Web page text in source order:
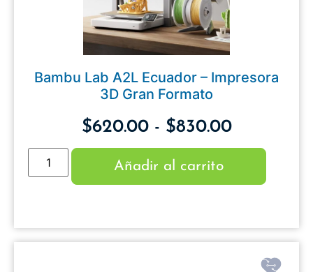
Bambu Lab A2L Ecuador – Impresora
3D Gran Formato
$620.00 - $830.00
Añadir al carrito